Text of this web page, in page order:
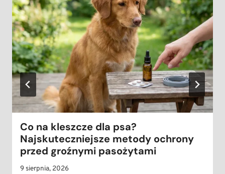
Co na kleszcze dla psa?
Najskuteczniejsze metody ochrony
przed groźnymi pasożytami
9 sierpnia, 2026